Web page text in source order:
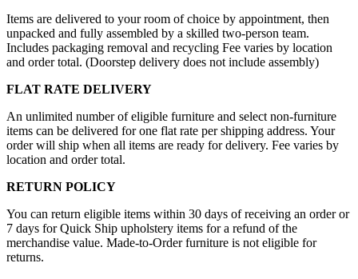
Items are delivered to your room of choice by appointment, then
unpacked and fully assembled by a skilled two-person team.
Includes packaging removal and recycling Fee varies by location
and order total. (Doorstep delivery does not include assembly)
FLAT RATE DELIVERY
An unlimited number of eligible furniture and select non-furniture
items can be delivered for one flat rate per shipping address. Your
order will ship when all items are ready for delivery. Fee varies by
location and order total.
RETURN POLICY
You can return eligible items within 30 days of receiving an order or
7 days for Quick Ship upholstery items for a refund of the
merchandise value. Made-to-Order furniture is not eligible for
returns.